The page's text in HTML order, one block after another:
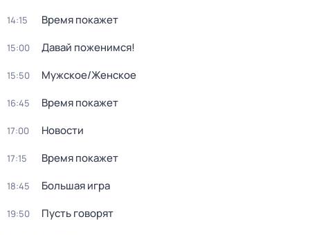
14:15 Время покажет
15:00 Давай поженимся!
15:50 Мужское/Женское
16:45 Время покажет
17:00 Новости
17:15 Время покажет
18:45 Большая игра
19:50 Пусть говорят